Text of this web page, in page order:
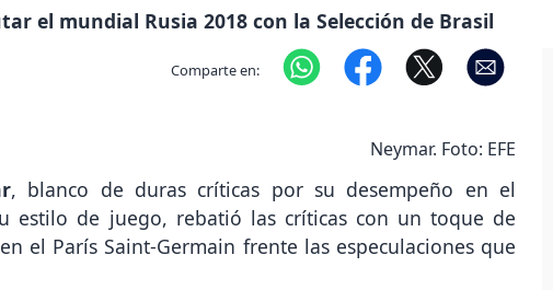
el mundial Rusia 2018 con la Selección de Brasil
Comparte en:
Neymar. Foto: EFE
, blanco de duras críticas por su desempeño en el
estilo de juego, rebatió las críticas con un toque de
el París Saint-Germain frente las especulaciones que